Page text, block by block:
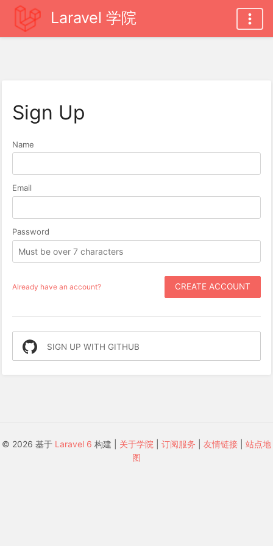
Laravel 学院
Sign Up
Name
Email
Password
Already have an account? CREATE ACCOUNT
SIGN UP WITH GITHUB
© 2026 基于 Laravel 6 构建 | 关于学院 订阅服务 友情链接
站点地
图